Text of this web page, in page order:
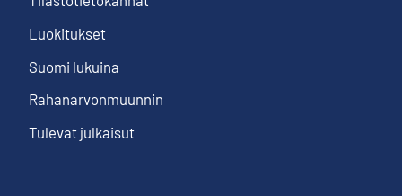
Luokitukset
Suomi lukuina
Rahanarvonmuunnin
Tulevat julkaisut